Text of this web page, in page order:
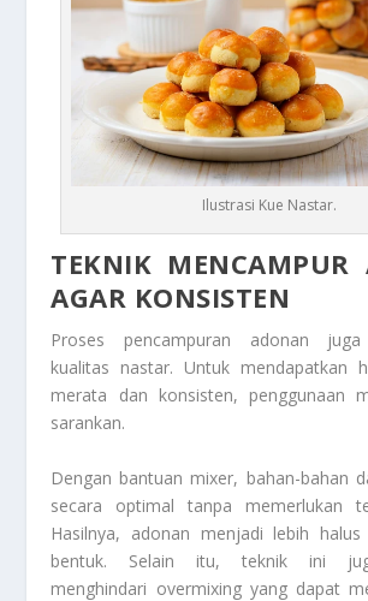
Ilustrasi Kue Nastar.
TEKNIK MENCAMPUR
AGAR KONSISTEN
Proses pencampuran adonan juga
kualitas nastar. Untuk mendapatkan
merata dan konsisten, penggunaan
sarankan.
Dengan bantuan mixer, bahan-bahan
secara optimal tanpa memerlukan
Hasilnya, adonan menjadi lebih
bentuk. Selain itu, teknik ini
menghindari overmixing yang dapat